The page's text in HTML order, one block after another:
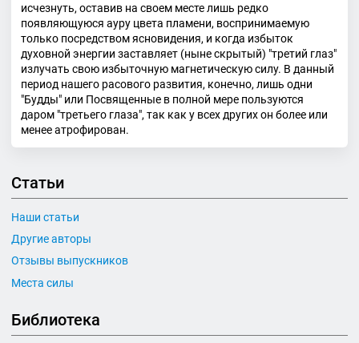
исчезнуть, оставив на своем месте лишь редко
появляющуюся ауру цвета пламени, воспринимаемую
только посредством ясновидения, и когда избыток
духовной энергии заставляет (ныне скрытый) "третий глаз"
излучать свою избыточную магнетическую силу. В данный
период нашего расового развития, конечно, лишь одни
"Будды" или Посвященные в полной мере пользуются
даром "третьего глаза", так как у всех других он более или
менее атрофирован.
Статьи
Наши статьи
Другие авторы
Отзывы выпускников
Места силы
Библиотека